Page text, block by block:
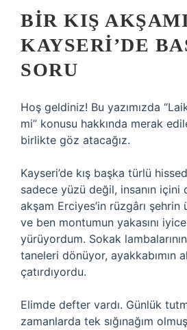
BIR KIŞ
KAYSERI’DE
SORU
Hoş geldiniz! Bu yazımızda
mi” konusu hakkında merak
birlikte göz atacağız.
Kayseri’de kış başka türlü
sadece yüzü değil, insanın içini
akşam Erciyes’in rüzgârı
ve ben montumun yakasını
yürüyordum. Sokak
taneleri dönüyor, ayakkabımın
çatırdıyordu.
Elimde defter vardı. Günlük
zamanlarda tek sığınağım